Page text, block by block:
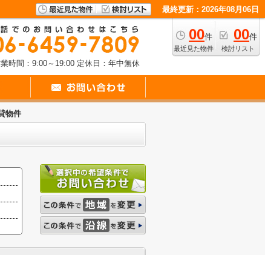
最終更新：2026年08月06日
00件
最近見た物件
00件
検討リスト
時間：9:00～19:00 定休日：年中無休
物件